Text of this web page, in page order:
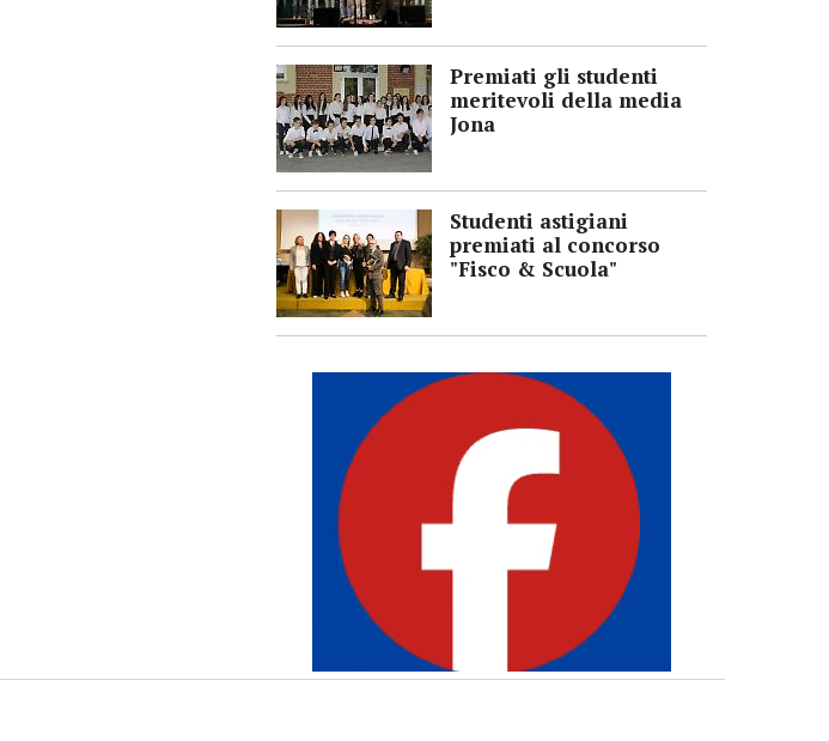
Premiati gli studenti
meritevoli della media
Jona
Studenti astigiani
premiati al concorso
"Fisco & Scuola"